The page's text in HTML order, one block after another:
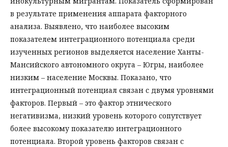
в результате применения аппарата факторного
анализа. Выявлено, что наиболее высоким
показателем интеграционного потенциала среди
изученных регионов выделяется население Ханты-
Мансийского автономного округа – Югры, наиболее
низким – население Москвы. Показано, что
интеграционный потенциал связан с двумя уровнями
факторов. Первый – это фактор этнического
негативизма, низкий уровень которого сопутствует
более высокому показателю интеграционного
потенциала. Второй уровень факторов связан с